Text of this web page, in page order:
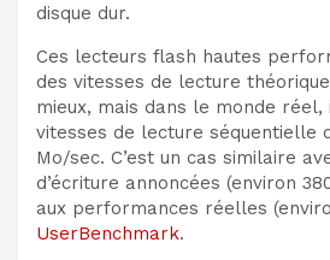
disque dur.
Ces lecteurs flash hautes
des vitesses de lecture
mieux, mais dans le monde
vitesses de lecture séquentielle
Mo/sec. C’est un cas similaire
d’écriture annoncées (environ
aux performances réelles
UserBenchmark.